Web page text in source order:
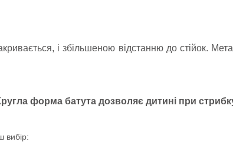
і збільшеною відстанню до стійок.
форма батута дозволяє дитині при
вибір: